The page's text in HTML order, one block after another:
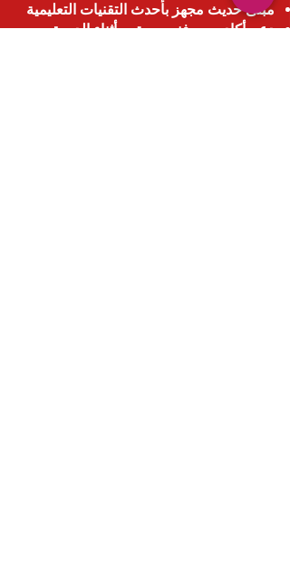
مبنى حديث مجهز بأحدث التقنيات التعليمية
دعم أكاديمي وفني مستمر أثناء الدورة